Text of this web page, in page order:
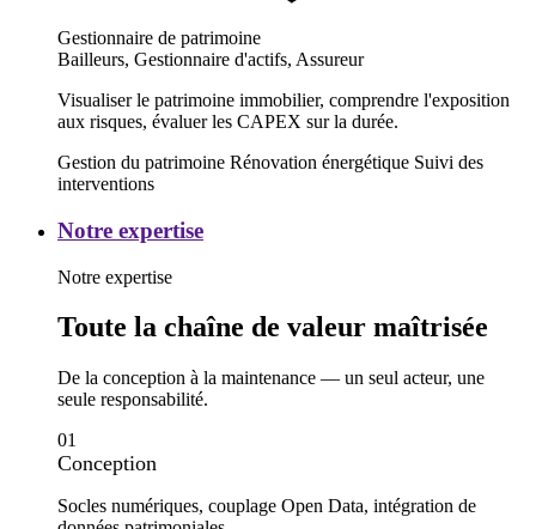
Gestionnaire de patrimoine
Bailleurs, Gestionnaire d'actifs, Assureur
Visualiser le patrimoine immobilier, comprendre l'exposition
aux risques, évaluer les CAPEX sur la durée.
Gestion du patrimoine Rénovation énergétique Suivi des
interventions
Notre
Notre expertise
Notre expertise
Toute la chaîne de valeur maîtrisée
De la conception à la maintenance — un seul acteur, une
seule responsabilité.
01
Conception
Socles numériques, couplage Open Data, intégration de